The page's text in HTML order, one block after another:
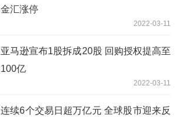
金汇涨停
2022-03-11
亚马逊宣布1股拆成20股 回购授权提高至
100亿
2022-03-11
连续6个交易日超万亿元 全球股市迎来反